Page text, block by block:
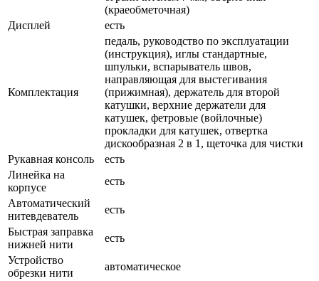
(краеобметочная)
Дисплей
есть
Комплектация
педаль, руководство по эксплуатации
(инструкция), иглы стандартные,
шпульки, вспарыватель швов,
направляющая для выстегивания
(прижимная), держатель для второй
катушки, верхние держатели для
катушек, фетровые (войлочные)
прокладки для катушек, отвертка
дискообразная 2 в 1, щеточка для чистки
Рукавная консоль
есть
Линейка на
корпусе
есть
Автоматический
нитевдеватель
есть
Быстрая заправка
нижней нити
есть
Устройство
обрезки нити
автоматическое